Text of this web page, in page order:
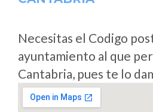
Necesitas el Codigo
ayuntamiento al que
Cantabria, pues te lo